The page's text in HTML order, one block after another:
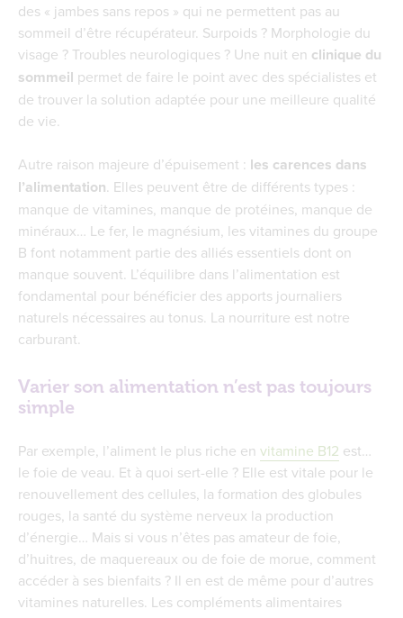
des « jambes sans repos » qui ne permettent pas au
sommeil d’être récupérateur. Surpoids ? Morphologie du
visage ? Troubles neurologiques ? Une nuit en clinique du
sommeil permet de faire le point avec des spécialistes et
de trouver la solution adaptée pour une meilleure qualité
de vie.
Autre raison majeure d’épuisement : les carences dans
l’alimentation. Elles peuvent être de différents types :
manque de vitamines, manque de protéines, manque de
minéraux… Le fer, le magnésium, les vitamines du groupe
B font notamment partie des alliés essentiels dont on
manque souvent. L’équilibre dans l’alimentation est
fondamental pour bénéficier des apports journaliers
naturels nécessaires au tonus. La nourriture est notre
carburant.
Varier son alimentation n’est pas toujours
simple
Par exemple, l’aliment le plus riche en vitamine B12 est…
le foie de veau. Et à quoi sert-elle ? Elle est vitale pour le
renouvellement des cellules, la formation des globules
rouges, la santé du système nerveux la production
d’énergie… Mais si vous n’êtes pas amateur de foie,
d’huitres, de maquereaux ou de foie de morue, comment
accéder à ses bienfaits ? Il en est de même pour d’autres
vitamines naturelles. Les compléments alimentaires